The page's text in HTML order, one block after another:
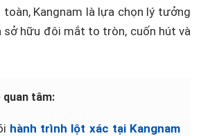
toàn, Kangnam là lựa chọn lý tưởng
sở hữu đôi mắt to tròn, cuốn hút và
quan tâm:
hành trình lột xác tại Kangnam